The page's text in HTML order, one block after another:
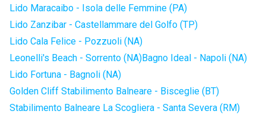
Lido Maracaibo - Isola delle Femmine (PA)
Lido Zanzibar - Castellammare del Golfo (TP)
Lido Cala Felice - Pozzuoli (NA)
Leonelli's Beach - Sorrento (NA)Bagno Ideal - Napoli (NA)
Lido Fortuna - Bagnoli (NA)
Golden Cliff Stabilimento Balneare - Bisceglie (BT)
Stabilimento Balneare La Scogliera - Santa Severa (RM)